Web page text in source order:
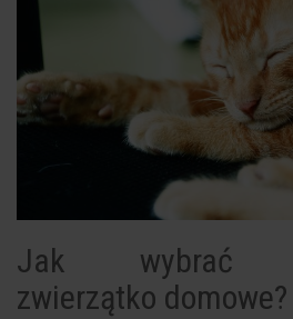
Jak wybrać
zwierzątko domowe?